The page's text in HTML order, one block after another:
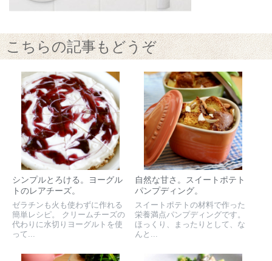
こちらの記事もどうぞ
シンプルとろける。ヨーグル
トのレアチーズ。
ゼラチンも火も使わずに作れる
簡単レシピ。 クリームチーズの
代わりに水切りヨーグルトを使
って...
自然な甘さ。スイートポテト
パンプディング。
スイートポテトの材料で作った
栄養満点パンプディングです。
ほっくり、まったりとして、な
んと...